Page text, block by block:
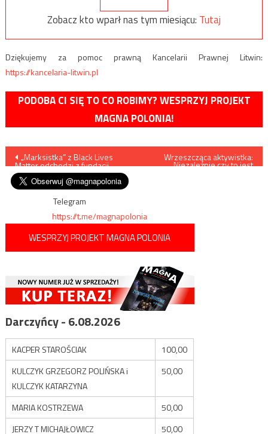
Zobacz kto wparł nas tym miesiącu: Tutaj
Dziękujemy za pomoc prawną Kancelarii Prawnej Litwin:
https://kancelaria-litwin.pl
PODOBA CI SIĘ TO CO ROBIMY? WESPRZYJ PROJEKT
MAGNA POLONIA!
Nawigacja
wpisu
„Marksistka” z Black Lives
Matter odchodzi z fundacji
Wrzeszcząca aktywistka:
„Niezależnie czy to jest
Telegram
https://t.me/magnapolonia
WESPRZYJ PROJEKT MAGNA POLONIA
Darczyńcy - 6.08.2026
KACPER STAROŚCIAK
100,00
KULCZYK GRZEGORZ POLIŃSKA i
KULCZYK KATARZYNA
50,00
MARIA KOSTRZEWA
50,00
JERZY T MICHAJŁOWICZ
50,00